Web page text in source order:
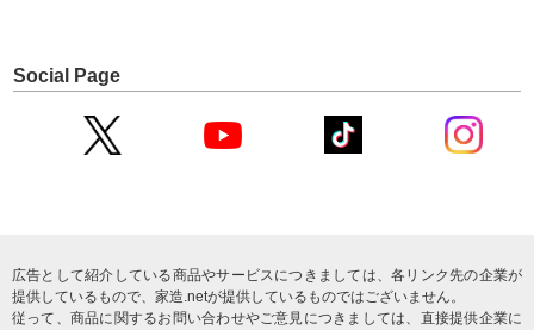
Social Page
広告として紹介している商品やサービスにつきましては、各リンク先の企業が
提供しているもので、家造.netが提供しているものではございません。
従って、商品に関するお問い合わせやご意見につきましては、直接提供企業に